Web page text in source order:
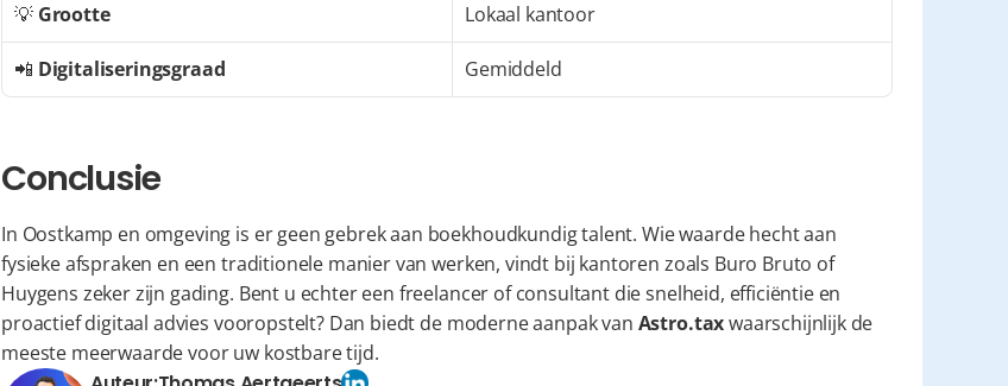
💡 Grootte Lokaal kantoor
📲 Digitaliseringsgraad Gemiddeld
Conclusie
In Oostkamp en omgeving is er geen gebrek aan boekhoudkundig talent. Wie waarde hecht aan
fysieke afspraken en een traditionele manier van werken, vindt bij kantoren zoals Buro Bruto of
Huygens zeker zijn gading. Bent u echter een freelancer of consultant die snelheid, efficiëntie en
proactief digitaal advies vooropstelt? Dan biedt de moderne aanpak van Astro.tax waarschijnlijk de
meeste meerwaarde voor uw kostbare tijd.